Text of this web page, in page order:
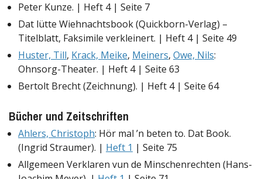
Peter Kunze. | Heft 4 | Seite 7
Dat lütte Wiehnachtsbook (Quickborn-Verlag) –
Titelblatt, Faksimile verkleinert. | Heft 4 | Seite 49
Huster, Till, Krack, Meike, Meiners, Owe, Nils:
Ohnsorg-Theater. | Heft 4 | Seite 63
Bertolt Brecht (Zeichnung). | Heft 4 | Seite 64
Bücher und Zeitschriften
Ahlers, Christoph: Hör mal ’n beten to. Dat Book.
(Ingrid Straumer). | Heft 1 | Seite 75
Allgemeen Verklaren vun de Minschenrechten (Hans-